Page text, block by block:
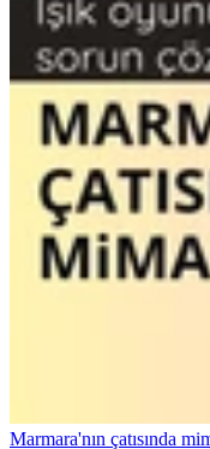
Marmara'nın çatısında